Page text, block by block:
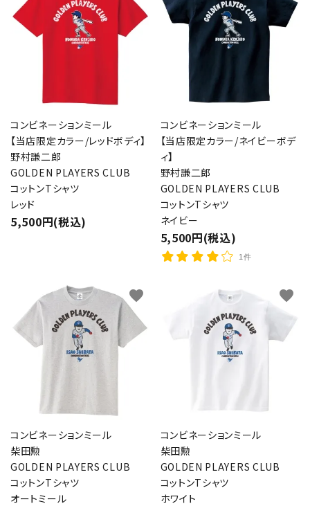
コンビネーションミール
【当店限定カラー/レッドボディ】
野村謙二郎
GOLDEN PLAYERS CLUB
コットンTシャツ
レッド
5,500円(税込)
コンビネーションミール
【当店限定カラー/ネイビーボデ
ィ】
野村謙二郎
GOLDEN PLAYERS CLUB
コットンTシャツ
ネイビー
5,500円(税込)
1件
コンビネーションミール
柴田勲
GOLDEN PLAYERS CLUB
コットンTシャツ
オートミール
favorite
コンビネーションミール
柴田勲
GOLDEN PLAYERS CLUB
コットンTシャツ
ホワイト
favorite